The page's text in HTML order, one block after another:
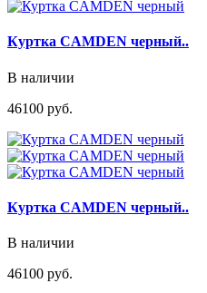
Куртка CAMDEN черный..
В наличии
46100 руб.
Куртка CAMDEN черный..
В наличии
46100 руб.